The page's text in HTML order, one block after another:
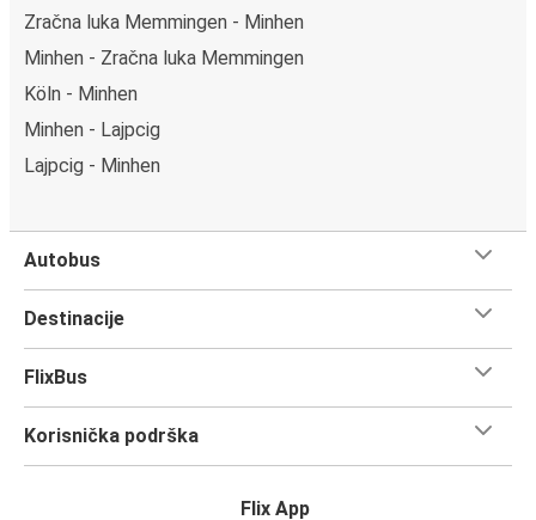
Zračna luka Memmingen - Minhen
Minhen - Zračna luka Memmingen
Köln - Minhen
Minhen - Lajpcig
Lajpcig - Minhen
Autobus
Destinacije
FlixBus
Korisnička podrška
Flix App